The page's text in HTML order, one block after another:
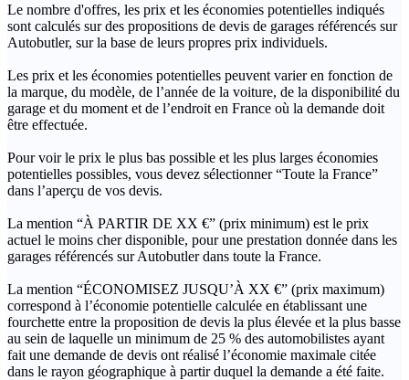
Le nombre d'offres, les prix et les économies potentielles indiqués
sont calculés sur des propositions de devis de garages référencés sur
Autobutler, sur la base de leurs propres prix individuels.
Les prix et les économies potentielles peuvent varier en fonction de
la marque, du modèle, de l’année de la voiture, de la disponibilité du
garage et du moment et de l’endroit en France où la demande doit
être effectuée.
Pour voir le prix le plus bas possible et les plus larges économies
potentielles possibles, vous devez sélectionner “Toute la France”
dans l’aperçu de vos devis.
La mention “À PARTIR DE XX €” (prix minimum) est le prix
actuel le moins cher disponible, pour une prestation donnée dans les
garages référencés sur Autobutler dans toute la France.
La mention “ÉCONOMISEZ JUSQU’À XX €” (prix maximum)
correspond à l’économie potentielle calculée en établissant une
fourchette entre la proposition de devis la plus élevée et la plus basse
au sein de laquelle un minimum de 25 % des automobilistes ayant
fait une demande de devis ont réalisé l’économie maximale citée
dans le rayon géographique à partir duquel la demande a été faite.